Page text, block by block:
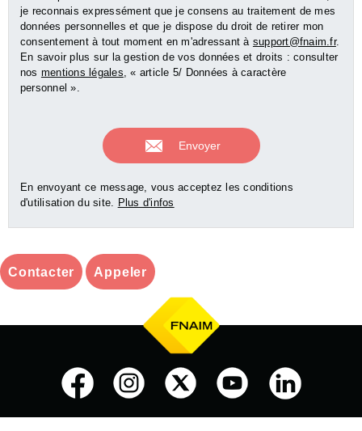
je reconnais expressément que je consens au traitement de mes
données personnelles et que je dispose du droit de retirer mon
consentement à tout moment en m'adressant à support@fnaim.fr.
En savoir plus sur la gestion de vos données et droits : consulter
nos mentions légales, « article 5/ Données à caractère
personnel ».
En envoyant ce message, vous acceptez les conditions
d'utilisation du site. Plus d'infos
Contacter Appeler